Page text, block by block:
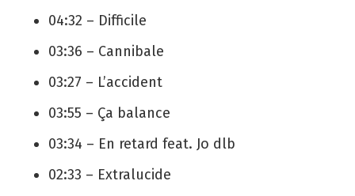
04:32 – Difficile
03:36 – Cannibale
03:27 – L’accident
03:55 – Ça balance
03:34 – En retard feat. Jo dlb
02:33 – Extralucide